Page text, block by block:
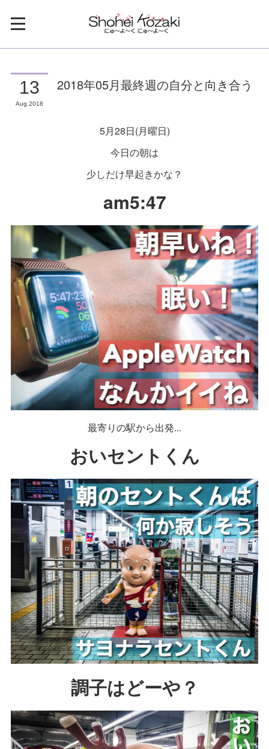
13
Aug 2018
2018年05月最終週の自分と向き合う
5月28日(月曜日)
今日の朝は
少しだけ早起きかな？
am5:47
最寄りの駅から出発...
おいセントくん
調子はどーや？